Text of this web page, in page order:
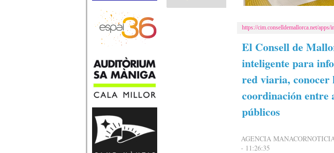
https://cim.conselldemallorca.net/apps/
El Consell de
inteligente para
red viaria, conocer
coordinación entre
públicos
AGENCIA
- 11:26:35